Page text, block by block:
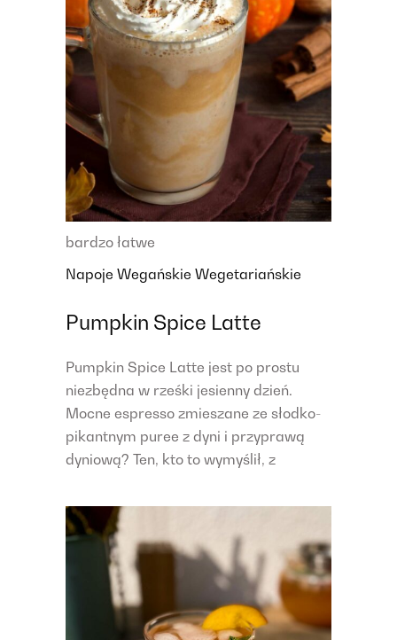
bardzo łatwe
Napoje Wegańskie Wegetariańskie
Pumpkin Spice Latte
Pumpkin Spice Latte jest po prostu
niezbędna w rześki jesienny dzień.
Mocne espresso zmieszane ze słodko-
pikantnym puree z dyni i przyprawą
dyniową? Ten, kto to wymyślił, z